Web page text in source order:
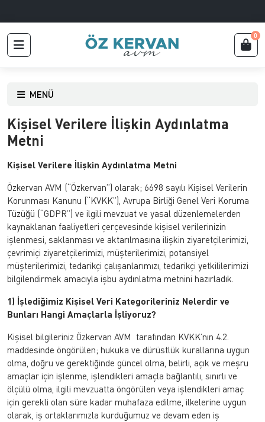
0
MENÜ
Kişisel Verilere İlişkin Aydınlatma
Metni
Kişisel Verilere İlişkin Aydınlatma Metni
Özkervan AVM (“Özkervan”) olarak; 6698 sayılı Kişisel Verilerin
Korunması Kanunu (“KVKK”), Avrupa Birliği Genel Veri Koruma
Tüzüğü (“GDPR”) ve ilgili mevzuat ve yasal düzenlemelerden
kaynaklanan faaliyetleri çerçevesinde kişisel verilerinizin
işlenmesi, saklanması ve aktarılmasına ilişkin ziyaretçilerimizi,
çevrimiçi ziyaretçilerimizi, müşterilerimizi, potansiyel
müşterilerimizi, tedarikçi çalışanlarımızı, tedarikçi yetkililerimizi
bilgilendirmek amacıyla işbu aydınlatma metnini hazırladık.
1) İşlediğimiz Kişisel Veri Kategorileriniz Nelerdir ve
Bunları Hangi Amaçlarla İşliyoruz?
Kişisel bilgileriniz Özkervan AVM tarafından KVKK’nın 4.2.
maddesinde öngörülen; hukuka ve dürüstlük kurallarına uygun
olma, doğru ve gerektiğinde güncel olma, belirli, açık ve meşru
amaçlar için işlenme, işlendikleri amaçla bağlantılı, sınırlı ve
ölçülü olma, ilgili mevzuatta öngörülen veya işlendikleri amaç
için gerekli olan süre kadar muhafaza edilme, ilkelerine uygun
olarak, iş ortaklarımızla kurduğumuz ve devam eden iş